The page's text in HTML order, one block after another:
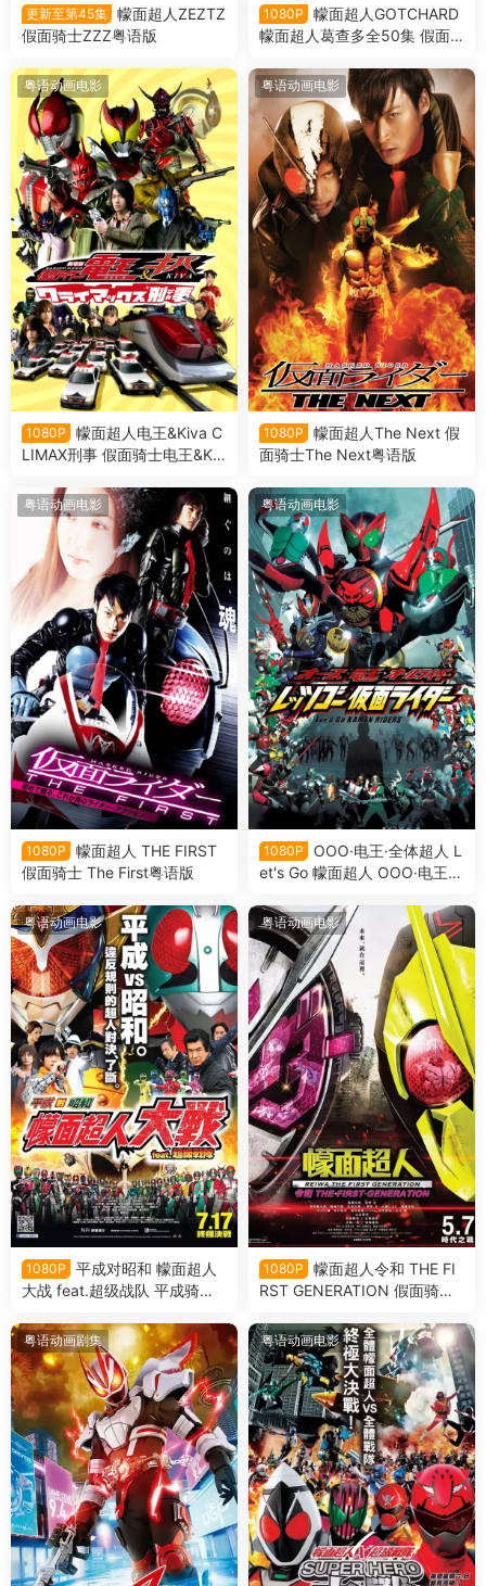
更新至第45集 幪面超人ZEZTZ
假面骑士ZZZ粤语版
1080P
幪面超人GOTCHARD
幪面超人葛查多全50集 假面
粤语动画电影
1080P
幪面超人电王&Kiva C
LIMAX刑事 假面骑士电王&Kiv
粤语动画电影
1080P
幪面超人The Next 假
面骑士The Next粤语版
粤语动画电影
1080P
幪面超人 THE FIRST
假面骑士 The First粤语版
粤语动画电影
1080P
OOO·电王·全体超人 L
et's Go 幪面超人 OOO·电王·
语版
粤语动画电影
1080P
平成对昭和 幪面超人
大战 feat.超级战队 平成骑士
t.超级战队粤语版
粤语动画电影
1080P
幪面超人令和 THE FI
RST GENERATION 假面骑士
粤语动画剧集 粤语动画电影